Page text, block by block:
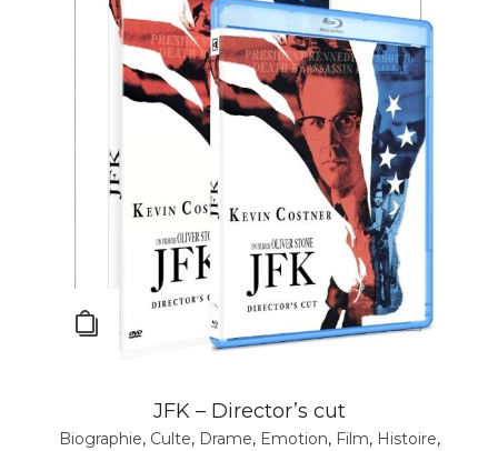
JFK – Director’s cut
Biographie, Culte, Drame, Emotion, Film, Histoire,